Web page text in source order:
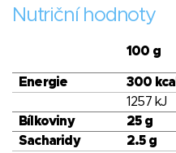
Nutriční hodnoty
100 g
Energie 300 kcal
1257 kJ
Bílkoviny
25 g
Sacharidy
2.5 g